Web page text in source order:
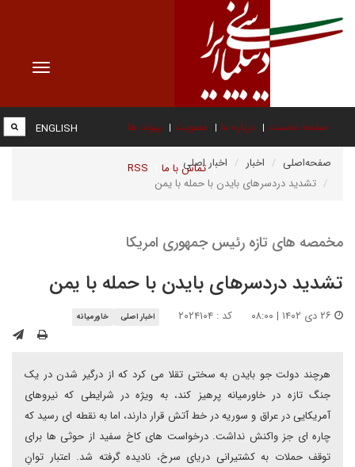
Toggle
صفحه نخست درباره ما عضویت پیوند ها
تماس با ما RSS
ENGLISH
صفحه‌اصلی اخبار
اخبار اصلی
تشدید دردسرهای بایدن با حمله با یمن
مخمصه های تازه رئیس جمهوری امریکا
تشدید دردسرهای بایدن با حمله با یمن
کد : ۲۰۲۴۱۰۴ اخبار اصلی خاورمیانه
هرچند دولت جو بایدن به سختی تقلا می کرد که از درگیر شدن در یک
جنگ تازه در خاورمیانه پرهیز کند، به ویژه در شرایطی که نیروهای
آمریکایی در عراق و سوریه در خط آتش قرار دارند، اما به نقطه ای رسید که
چاره ای جز واکنش نداشت. درخواست های کاخ سفید از حوثی ها برای
توقف حملات به کشتیرانی دریای سرخ، نادیده گرفته شد. اعتبار توانِ